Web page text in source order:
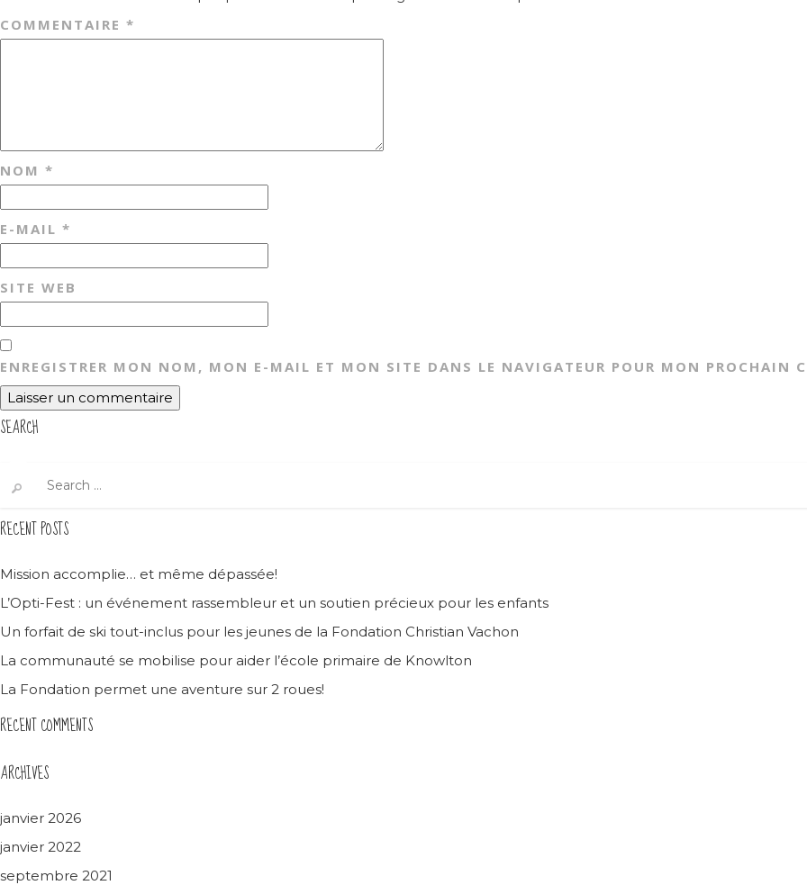
COMMENTAIRE *
NOM *
E-MAIL *
SITE WEB
ENREGISTRER MON NOM, MON E-MAIL ET MON SITE DANS LE NAVIGATEUR POUR MON PROCHAIN
SEARCH
for:
RECENT POSTS
Mission accomplie… et même dépassée!
L’Opti-Fest : un événement rassembleur et un soutien précieux pour les enfants
Un forfait de ski tout-inclus pour les jeunes de la Fondation Christian Vachon
La communauté se mobilise pour aider l’école primaire de Knowlton
La Fondation permet une aventure sur 2 roues!
RECENT COMMENTS
ARCHIVES
janvier 2026
janvier 2022
septembre 2021